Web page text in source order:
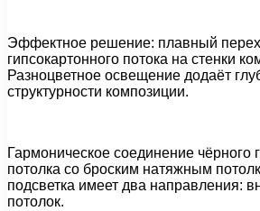
Эффектное решение: плавный
гипсокартонного потока на стенки
Разноцветное освещение додаёт
структурности композиции.
Гармоническое соединение чёрного
потолка со броским натяжным
подсветка имеет два направления:
потолок.